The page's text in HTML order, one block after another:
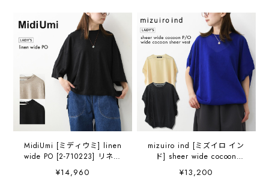
ット・ゆったりシルエッ
ト・LADY'S [2026AW]
MidiUmi [ミディウミ] linen
wide PO [2-710223] リネン
ワイドプルオーバー・カッ
トソー・ワイドプルオーバ
¥14,960
mizuiro ind [ミズイロ イン
ド] sheer wide cocoon
P/O・wide cocoon sheer
vest [1-220063]シアーワイ
¥13,200